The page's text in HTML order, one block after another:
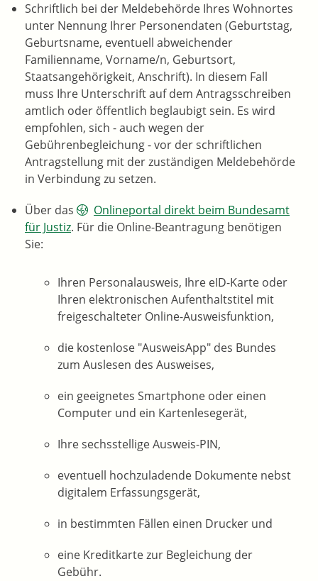
Schriftlich bei der Meldebehörde Ihres Wohnortes
unter Nennung Ihrer Personendaten (Geburtstag,
Geburtsname, eventuell abweichender
Familienname, Vorname/n, Geburtsort,
Staatsangehörigkeit, Anschrift). In diesem Fall
muss Ihre Unterschrift auf dem Antragsschreiben
amtlich oder öffentlich beglaubigt sein. Es wird
empfohlen, sich - auch wegen der
Gebührenbegleichung - vor der schriftlichen
Antragstellung mit der zuständigen Meldebehörde
in Verbindung zu setzen.
Über das
Onlineportal direkt beim Bundesamt
für Justiz. Für die Online-Beantragung benötigen
Sie:
Ihren Personalausweis, Ihre eID-Karte oder
Ihren elektronischen Aufenthaltstitel mit
freigeschalteter Online-Ausweisfunktion,
die kostenlose "AusweisApp" des Bundes
zum Auslesen des Ausweises,
ein geeignetes Smartphone oder einen
Computer und ein Kartenlesegerät,
Ihre sechsstellige Ausweis-PIN,
eventuell hochzuladende Dokumente nebst
digitalem Erfassungsgerät,
in bestimmten Fällen einen Drucker und
eine Kreditkarte zur Begleichung der
Gebühr.